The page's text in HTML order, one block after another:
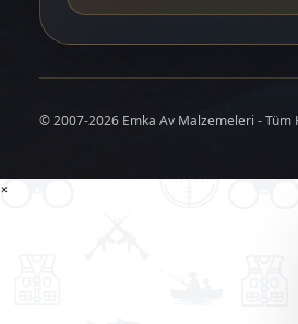
© 2007-2026 Emka Av Malzemeleri - Tüm
×